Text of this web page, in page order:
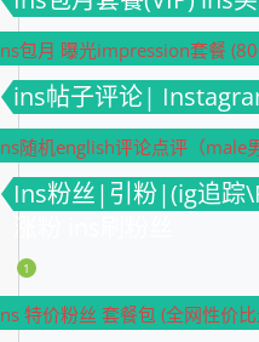
包月 曝光impression套餐
ins帖子评论|
随机english评论点评（male男
Ins粉丝|引粉|(ig追踪
涨粉 ins刷粉丝
1
特价粉丝 套餐包 (全网性价比